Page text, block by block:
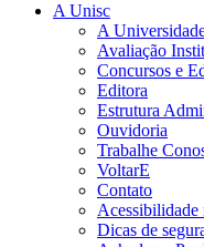
A Unisc
A
Avaliação
Concursos e
Editora
Estrutura
Ouvidoria
Trabalhe
VoltarE
Contato
Acessibilidade
Dicas de